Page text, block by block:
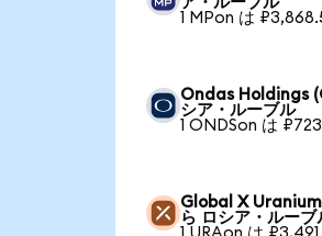
1 MPon は
Ondas Holdings
シア・ルーブル
1 ONDSon は
Global X
ら ロシア・ルーブ